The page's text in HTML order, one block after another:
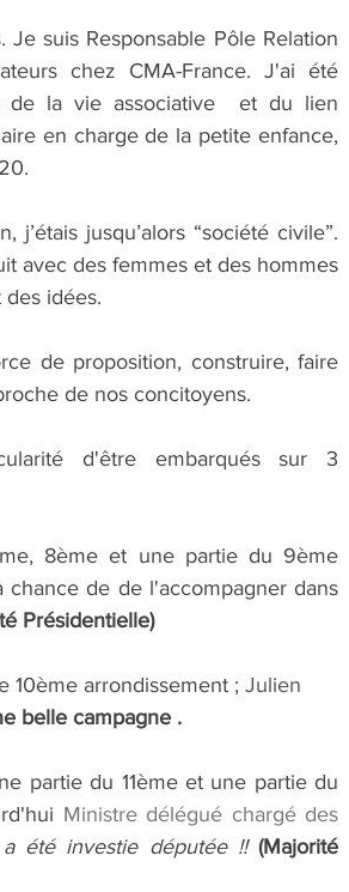
suis Responsable Pôle Relation
chez CMA-France. J'ai été
de la vie associative  et du lien
en charge de la petite enfance,
j’étais jusqu’alors “société civile”.
avec des femmes et des hommes
idées.
de proposition, construire, faire
de nos concitoyens.
d'être embarqués sur 3
8ème et une partie du 9ème
chance de de l'accompagner dans
Présidentielle)
10ème arrondissement ; Julien
belle campagne .
partie du 11ème et une partie du
Ministre délégué chargé des
a été investie députée !! (Majorité